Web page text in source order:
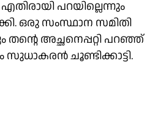
എതിരായി പറയില്ലെന്നും
ഒരു സംസ്ഥാന സമിതി
അച്ഛനെപ്പറ്റി പറഞ്ഞ്
ചൂണ്ടിക്കാട്ടി.